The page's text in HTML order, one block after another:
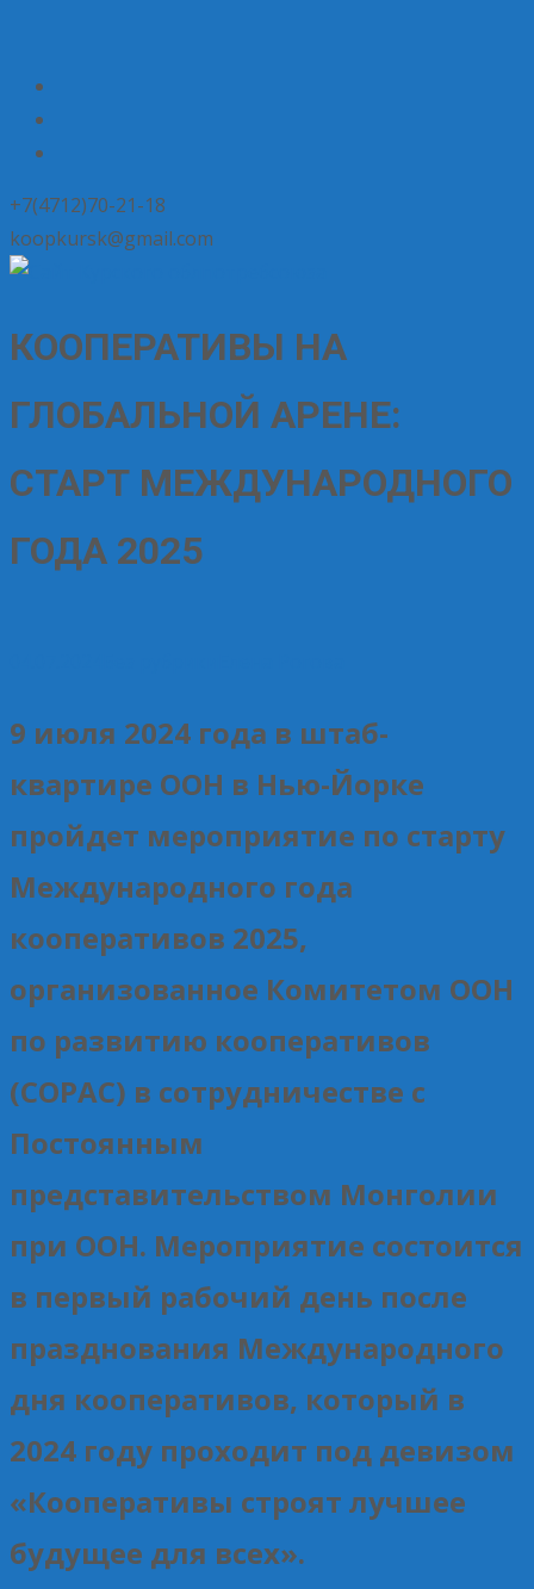
+7(4712)70-21-18
koopkursk@gmail.com
КООПЕРАТИВЫ НА
ГЛОБАЛЬНОЙ АРЕНЕ:
СТАРТ МЕЖДУНАРОДНОГО
ГОДА 2025
9 июля 2024 года в штаб-
квартире ООН в Нью-Йорке
пройдет мероприятие по старту
Международного года
кооперативов 2025,
организованное Комитетом ООН
по развитию кооперативов
(COPAC) в сотрудничестве с
Постоянным
представительством Монголии
при ООН. Мероприятие состоится
в первый рабочий день после
празднования Международного
дня кооперативов, который в
2024 году проходит под девизом
«Кооперативы строят лучшее
будущее для всех».